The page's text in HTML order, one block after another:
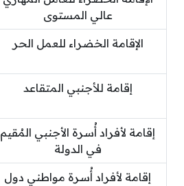
عالي المستوى
الإقامة الخضراء للعمل الحر
إقامة للأجنبي المتقاعد
إقامة لأفراد أُسرة الأجنبي المُقيم
في الدولة
إقامة لأفراد أُسرة مواطني دول